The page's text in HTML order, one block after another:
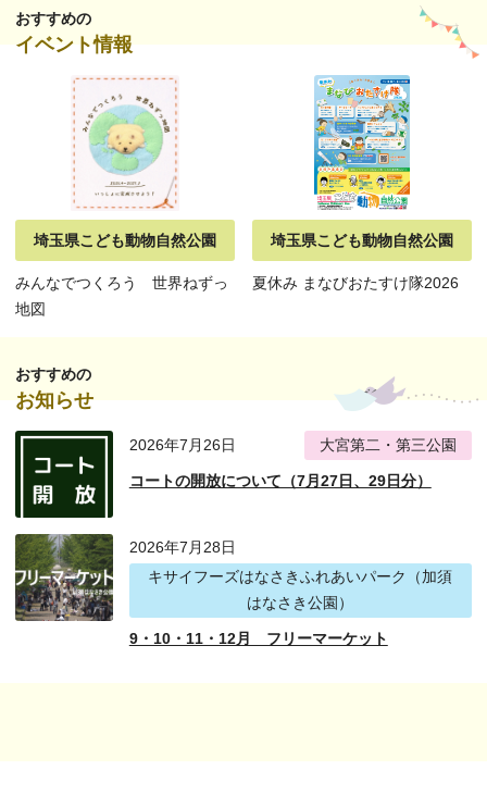
おすすめの
イベント情報
埼玉県こども動物自然公園
みんなでつくろう 世界ねずっ
地図
埼玉県こども動物自然公園
夏休み まなびおたすけ隊2026
おすすめの
お知らせ
2026年7月26日 大宮第二・第三公園
コートの開放について（7月27日、29日分）
2026年7月28日
キサイフーズはなさきふれあいパーク（加須
はなさき公園）
9・10・11・12月 フリーマーケット